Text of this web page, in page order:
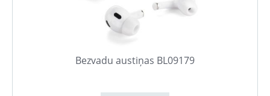
Bezvadu austiņas BL09179